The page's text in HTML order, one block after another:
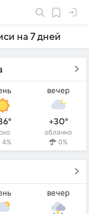
на 7 дней
4%
вечер
+30°
облачно
0%
вечер